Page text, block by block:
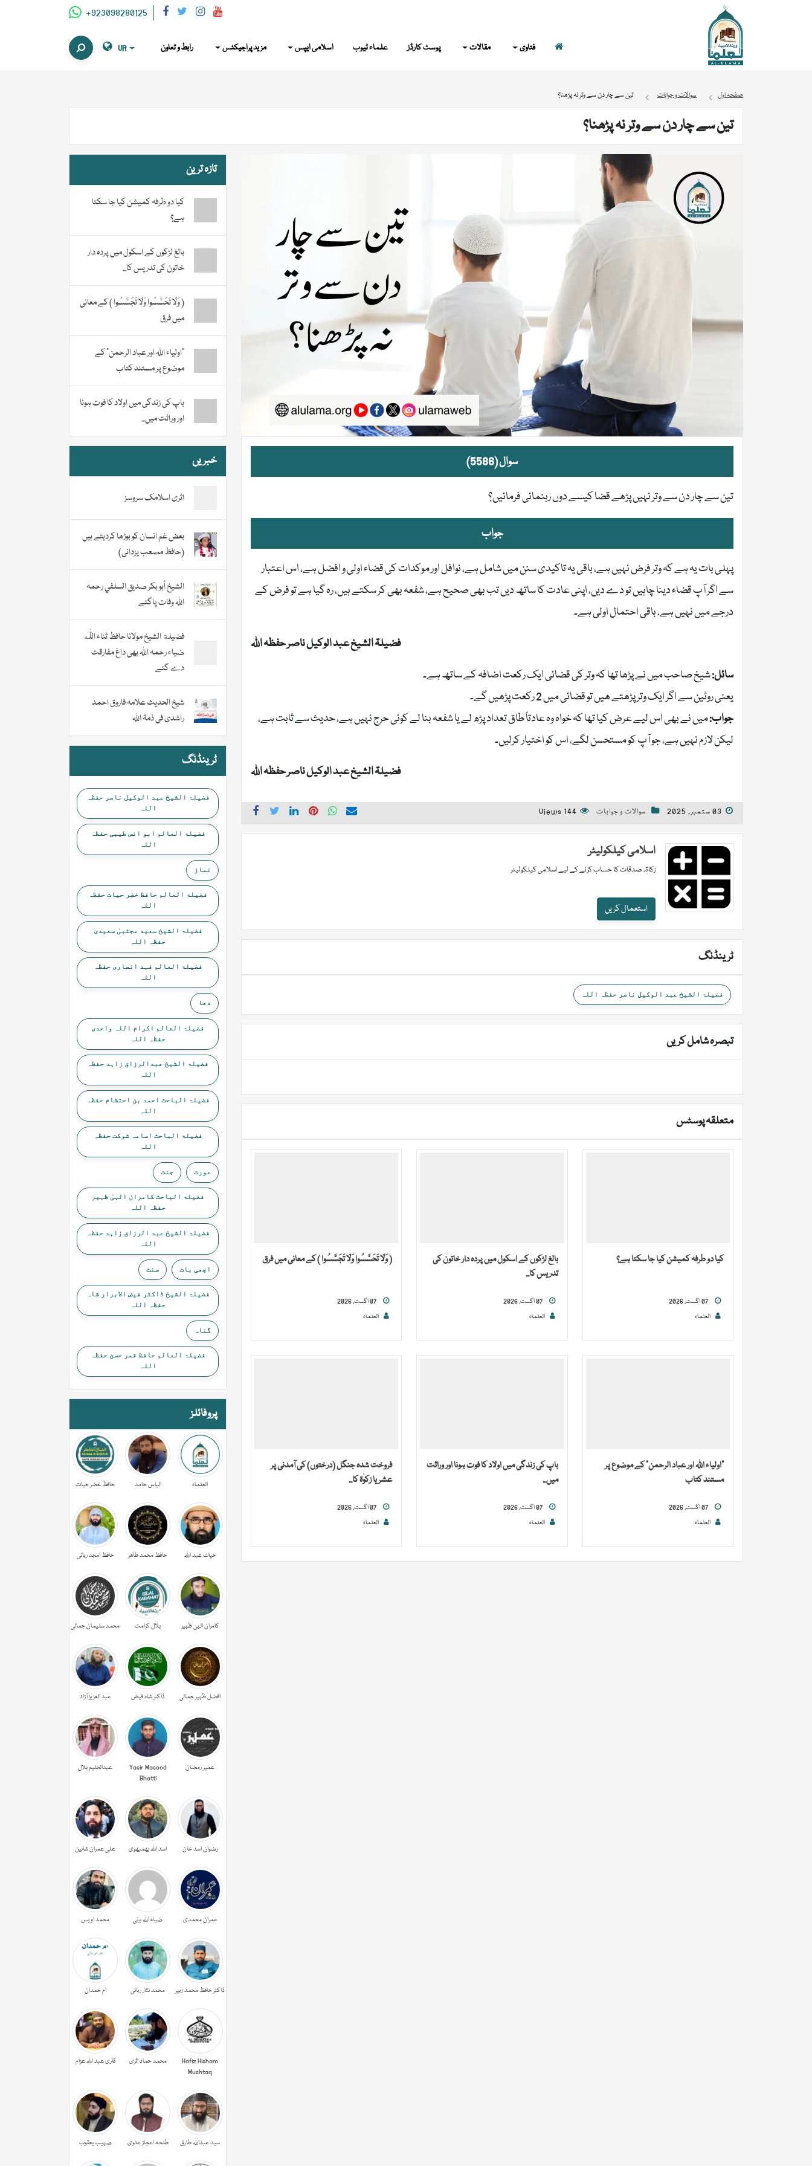
+923098280125
فتاوی مقالات پوسٹ کارڈز علماء ٹیوب اسلامی ایپس مزید پراجیکٹس رابط و تعاون UR
صفحہ اول سوالات و جوابات تین سے چار دن سے وتر نہ پڑھنا؟
تین سے چار دن سے وتر نہ پڑھنا؟
سوال (5586)
تین سے چار دن سے وتر نہیں پڑھے قضا کیسے دوں رہنمائی فرمائیں؟
جواب
پہلی بات یہ ہے کہ وتر فرض نہیں ہے، باقی یہ تاکیدی سنن میں شامل ہے، نوافل اور موکدات کی قضاء اولی و افضل ہے، اس اعتبار
سے اگر آپ قضاء دینا چاہیں تو دے دیں، اپنی عادت کا ساتھ دیں تب بھی صحیح ہے، شفعہ بھی کر سکتے ہیں، رہ گیا ہے تو فرض کے
درجے میں نہیں ہے، باقی احتمال اولی ہے۔
فضیلۃ الشیخ عبد الوکیل ناصر حفظہ اللہ
سائل:شیخ صاحب میں نے پڑھا تھا کہ وتر کی قضائی ایک رکعت اضافہ کے ساتھ ہے۔
یعنی روٹین سے اگر ایک وتر پڑھتے ھیں تو قضائی میں 2 رکعت پڑھیں گے۔
جواب:میں نے بھی اس لیے عرض کیا تھا کہ خواہ وہ عادتاً طاق تعداد پڑھ لے یا شفعہ بنا لے کوئی حرج نہیں ہے، حدیث سے ثابت ہے،
لیکن لازم نہیں ہے، جو آپ کو مستحسن لگے، اس کو اختیار کرلیں۔
فضیلۃ الشیخ عبد الوکیل ناصر حفظہ اللہ
03 ستمبر, 2025 سوالات و جوابات 144 Views
اسلامی کیلکولیٹر
زکاۃ، صدقات کا حساب کرنے کے لیے اسلامی کیلکولیٹر
استعمال کریں
ٹرینڈنگ
فضیلۃ الشیخ عبد الوکیل ناصر حفظہ اللہ
تبصرہ شامل کریں
متعلقہ پوسٹس
کیا دو طرفہ کمیشن کیا جا سکتا ہے؟
العلماء
بالغ لڑکوں کے اسکول میں پردہ دار خاتون کی
تدریس کا...
العلماء
( وَلَا تَحَسَّسُوا وَلَا تَجَسَّسُوا ) کے معانی میں فرق
العلماء
“اولیاء اللہ اور عباد الرحمن” کے موضوع پر
مستند کتاب
العلماء
باپ کی زندگی میں اولاد کا فوت ہونا اور وراثت
میں...
العلماء
فروخت شدہ جنگل (درختوں) کی آمدنی پر
عشر یا زکوٰۃ کا...
العلماء
تازہ ترین
کیا دو طرفہ کمیشن کیا جا سکتا
ہے؟
بالغ لڑکوں کے اسکول میں پردہ دار
خاتون کی تدریس کا...
( وَلَا تَحَسَّسُوا وَلَا تَجَسَّسُوا ) کے معانی
میں فرق
“اولیاء اللہ اور عباد الرحمن” کے
موضوع پر مستند کتاب
باپ کی زندگی میں اولاد کا فوت ہونا
اور وراثت میں...
خبریں
اثری اسلامک سروسز
بعض غم انسان کو بوڑھا کردیتے ہیں
(حافظ مصعب یزدانی)
الشيخ أبو بكر صديق السلفي رحمہ
اللہ وفات پاگئے
فضیلة الشيخ مولانا حافظ ثناء اللّٰه
ضیاء رحمہ اللہ بھی داغ مفارقت
دے گئے
شیخ الحدیث علامہ فاروق احمد
راشدی فی ذمۃ اللہ
ٹرینڈنگ
فضیلۃ الشیخ عبد الوکیل ناصر حفظہ
اللہ
فضیلۃ العالم ابو انس طیبی حفظہ
اللہ
نماز
فضیلۃ العالم حافظ خضر حیات حفظہ
اللہ
فضیلۃ الشیخ سعید مجتبیٰ سعیدی
حفظہ اللہ
فضیلۃ العالم فہد انصاری حفظہ
اللہ
دعا
فضیلۃ العالم اکرام اللہ واحدی
حفظہ اللہ
فضیلۃ الشیخ عبدالرزاق زاہد حفظہ
اللہ
فضیلۃ الباحث احمد بن احتشام حفظہ
اللہ
فضیلۃ الباحث اسامہ شوکت حفظہ
اللہ
عورت جنت
فضیلۃ الباحث کامران الہیٰ ظہیر
حفظہ اللہ
فضیلۃ الشیخ عبد الرزاق زاہد حفظہ
اللہ
اچھی بات سنت
فضیلۃ الشیخ ڈاکٹر فیض الابرار شاہ
حفظہ اللہ
گناہ
فضیلۃ العالم حافظ قمر حسن حفظہ
اللہ
پروفائلز
العلماء الیاس حامد حافظ خضر حیات
حیات عبد اللہ حافظ محمد طاھر حافظ امجد ربانی
کامران الہی ظہیر بلال کرامت محمد سلیمان جمالی
افضل ظہیر جمالی ڈاکٹر شاہ فیض عبد العزیز آزاد
عمیر رمضان
Yasir Masood
Bhatti
عبدالحليم بلال
رضوان اسد خان اسد اللہ بھمبھوی علی عمران شاہین
عمران محمدی ضیاء اللہ برنی محمد اویس
ڈاکٹر حافظ محمد زبیر محمد نثار ربانی ام حمدان
Hafiz Hisham
Mushtaq
محمد حماد اثری قاری عبد اللہ عزام
سید عبداللہ طارق طلحہ اعجاز علوی صہیب یعقوب